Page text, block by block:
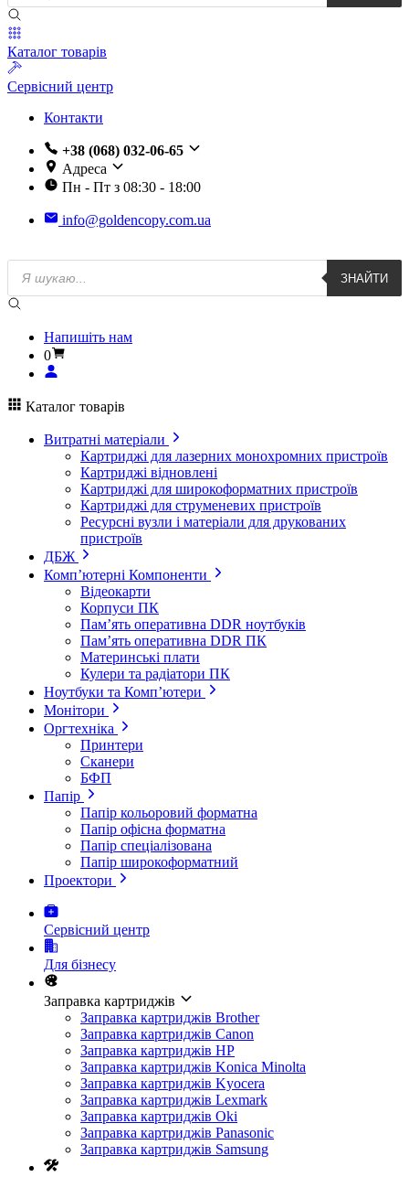
Каталог товарів
Сервісний центр
Контакти
+38 (068) 032-06-65
Адреса
Пн - Пт з 08:30 - 18:00
info@goldencopy.com.ua
Пошук
товарів
ЗНАЙТИ
Напишіть нам
0
Каталог товарів
Витратні матеріали
Картриджі для лазерних монохромних пристроїв
Картриджі відновлені
Картриджі для широкоформатних пристроїв
Картриджі для струменевих пристроїв
Ресурсні вузли і матеріали для друкованих
пристроїв
ДБЖ
Комп’ютерні Компоненти
Відеокарти
Корпуси ПК
Пам’ять оперативна DDR ноутбуків
Пам’ять оперативна DDR ПК
Материнські плати
Кулери та радіатори ПК
Ноутбуки та Комп’ютери
Монітори
Оргтехніка
Принтери
Сканери
БФП
Папір
Папір кольоровий форматна
Папір офісна форматна
Папір спеціалізована
Папір широкоформатний
Проектори
Сервісний центр
Для бізнесу
Заправка картриджів
Заправка картриджів Brother
Заправка картриджів Canon
Заправка картриджів HP
Заправка картриджів Konica Minolta
Заправка картриджів Kyocera
Заправка картриджів Lexmark
Заправка картриджів Oki
Заправка картриджів Panasonic
Заправка картриджів Samsung